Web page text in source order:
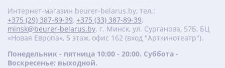
Интернет-магазин beurer-belarus.by, тел.:
+375 (29) 387-89-39, +375 (33) 387-89-39,
minsk@beurer-belarus.by. г. Минск, ул. Сурганова, 57Б, БЦ
«Новая Европа», 5 этаж, офис 162 (вход "Арткинотеатр").
Понедельник - пятница 10:00 - 20:00. Суббота -
Воскресенье: выходной.